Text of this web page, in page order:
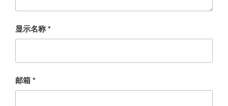
显示名称*
邮箱*